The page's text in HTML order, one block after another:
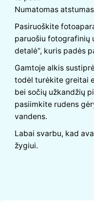
Numatomas
Pasiruoškite
paruošiu fotografinių
detalė“, kuris padės
Gamtoje alkis
todėl turėkite greitai
bei sočių užkandžių
pasiimkite rudens
vandens.
Labai svarbu, kad
žygiui.